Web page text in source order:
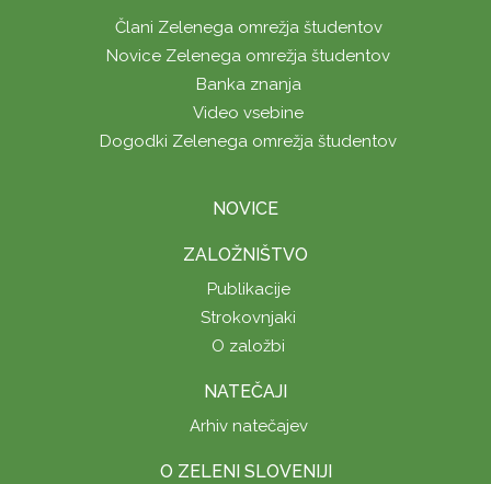
Člani Zelenega omrežja študentov
Novice Zelenega omrežja študentov
Banka znanja
Video vsebine
Dogodki Zelenega omrežja študentov
NOVICE
ZALOŽNIŠTVO
Publikacije
Strokovnjaki
O založbi
NATEČAJI
Arhiv natečajev
O ZELENI SLOVENIJI